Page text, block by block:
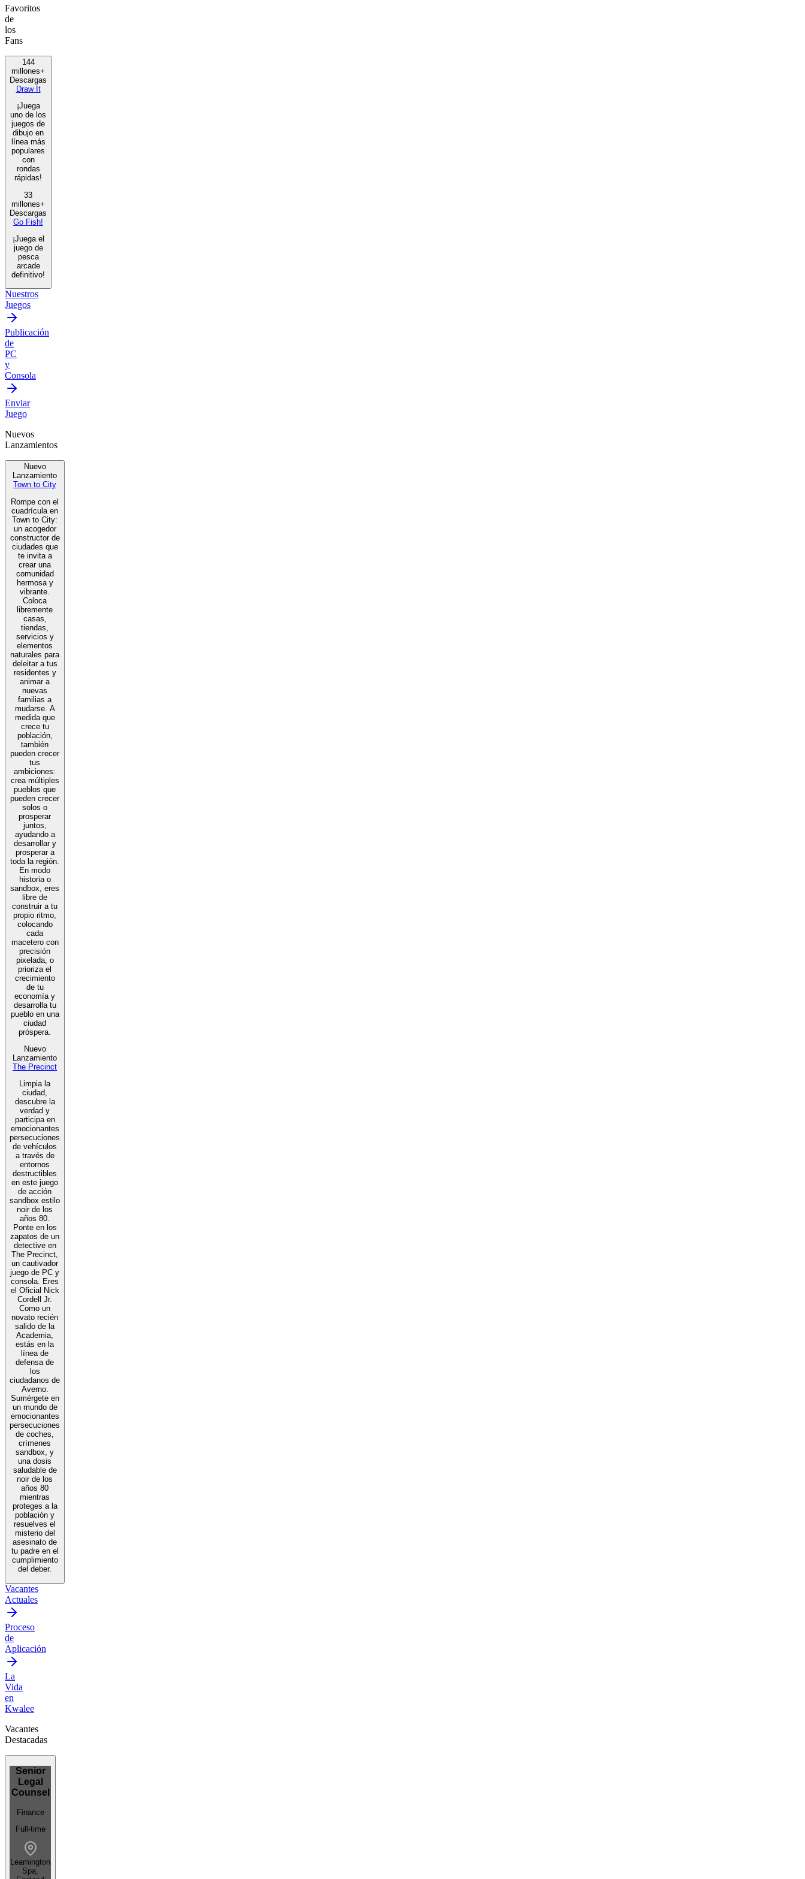
Favoritos
de
los
Fans
144
millones+
Descargas
Draw It
¡Juega
uno de los
juegos de
dibujo en
línea más
populares
con
rondas
rápidas!
33
millones+
Descargas
Go Fish!
¡Juega el
juego de
pesca
arcade
definitivo!
Nuestros
Juegos
Publicación
de
PC
y
Consola
Enviar
Juego
Nuevos
Lanzamientos
Nuevo
Lanzamiento
Town to City
Rompe con el
cuadrícula en
Town to City:
un acogedor
constructor de
ciudades que
te invita a
crear una
comunidad
hermosa y
vibrante.
Coloca
libremente
casas,
tiendas,
servicios y
elementos
naturales para
deleitar a tus
residentes y
animar a
nuevas
familias a
mudarse. A
medida que
crece tu
población,
también
pueden crecer
tus
ambiciones:
crea múltiples
pueblos que
pueden crecer
solos o
prosperar
juntos,
ayudando a
desarrollar y
prosperar a
toda la región.
En modo
historia o
sandbox, eres
libre de
construir a tu
propio ritmo,
colocando
cada
macetero con
precisión
pixelada, o
prioriza el
crecimiento
de tu
economía y
desarrolla tu
pueblo en una
ciudad
próspera.
Nuevo
Lanzamiento
The Precinct
Limpia la
ciudad,
descubre la
verdad y
participa en
emocionantes
persecuciones
de vehículos
a través de
entornos
destructibles
en este juego
de acción
sandbox estilo
noir de los
años 80.
Ponte en los
zapatos de un
detective en
The Precinct,
un cautivador
juego de PC y
consola. Eres
el Oficial Nick
Cordell Jr.
Como un
novato recién
salido de la
Academia,
estás en la
línea de
defensa de
los
ciudadanos de
Averno.
Sumérgete en
un mundo de
emocionantes
persecuciones
de coches,
crímenes
sandbox, y
una dosis
saludable de
noir de los
años 80
mientras
proteges a la
población y
resuelves el
misterio del
asesinato de
tu padre en el
cumplimiento
del deber.
Vacantes
Actuales
Proceso
de
Aplicación
La
Vida
en
Kwalee
Vacantes
Destacadas
Senior
Legal
Counsel
Finance
Full-time
Leamington
Spa,